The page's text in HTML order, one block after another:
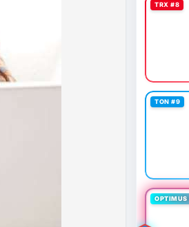
TRX #8
TON #9
OPTIMUS